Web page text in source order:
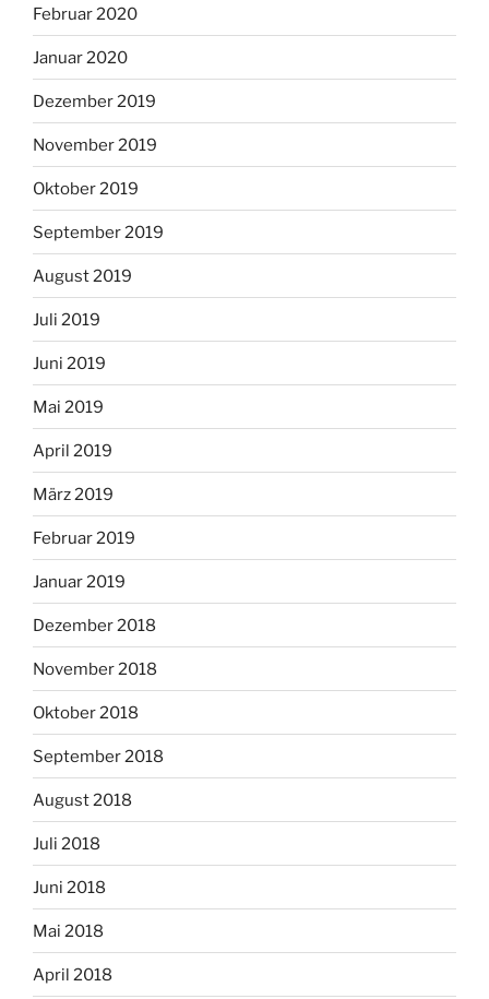
Februar 2020
Januar 2020
Dezember 2019
November 2019
Oktober 2019
September 2019
August 2019
Juli 2019
Juni 2019
Mai 2019
April 2019
März 2019
Februar 2019
Januar 2019
Dezember 2018
November 2018
Oktober 2018
September 2018
August 2018
Juli 2018
Juni 2018
Mai 2018
April 2018